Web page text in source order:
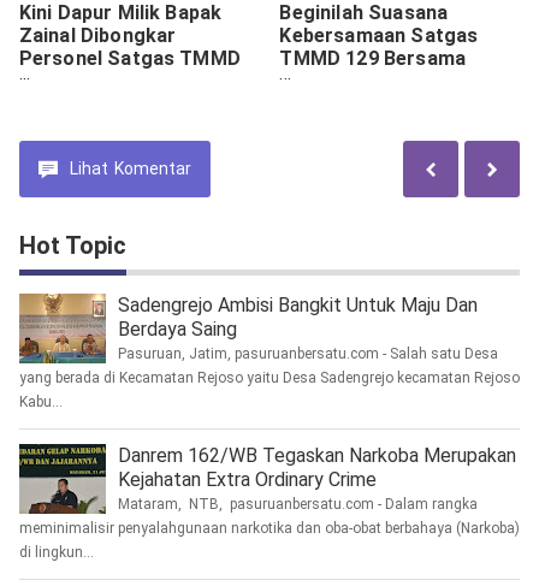
Kini Dapur Milik Bapak
Zainal Dibongkar
Personel Satgas TMMD
Ke 129
Beginilah Suasana
Kebersamaan Satgas
TMMD 129 Bersama
Masyarakat Biu
Lihat Komentar
Hot Topic
Sadengrejo Ambisi Bangkit Untuk Maju Dan
Berdaya Saing
Pasuruan, Jatim, pasuruanbersatu.com - Salah satu Desa
yang berada di Kecamatan Rejoso yaitu Desa Sadengrejo kecamatan Rejoso
Kabu...
Danrem 162/WB Tegaskan Narkoba Merupakan
Kejahatan Extra Ordinary Crime
Mataram, NTB, pasuruanbersatu.com - Dalam rangka
meminimalisir penyalahgunaan narkotika dan oba-obat berbahaya (Narkoba)
di lingkun...